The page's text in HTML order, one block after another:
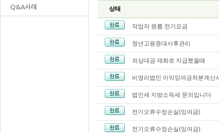
Q&A사례 상태
작업자 원룸 전기요금
청년고용증대사후관리
외상대금 재화로 지급했을때
비영리법인 이익잉여금처분계산
법인세 지방소득세 문의입니다
전기오류수정손실(잉여금)
전기오류수정손실(잉여금)